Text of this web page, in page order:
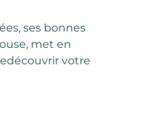
ses bonnes
met en
votre